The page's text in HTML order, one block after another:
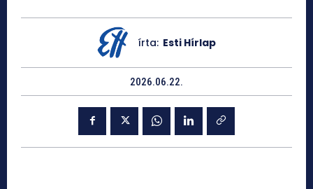
írta: Esti Hírlap
2026.06.22.